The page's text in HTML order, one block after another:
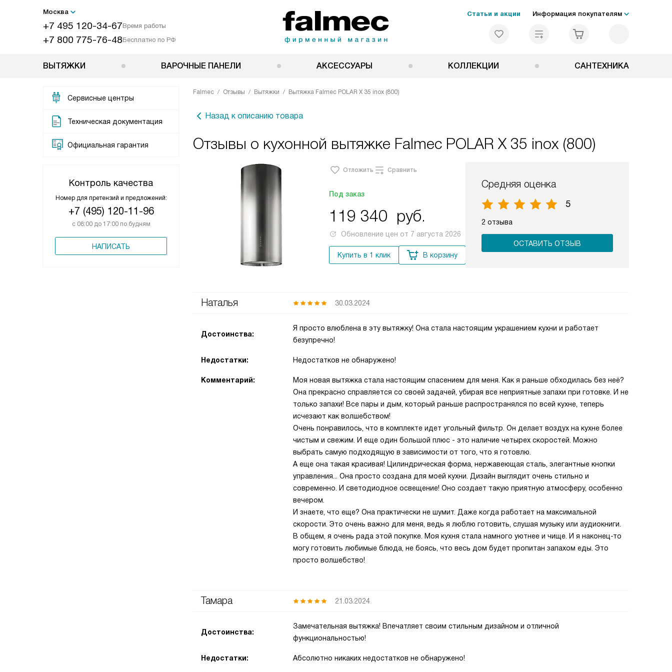
Москва
+7 495 120-34-67Время работы
+7 800 775-76-48Бесплатно по РФ
Статьи и акции Информация покупателям
ВЫТЯЖКИ ВАРОЧНЫЕ ПАНЕЛИ АКСЕССУАРЫ КОЛЛЕКЦИИ САНТЕХНИКА
Сервисные центры
Техническая документация
Официальная гарантия
Контроль качества
Номер для претензий и предложений:
+7 (495) 120-11-96
с 08:00 до 17:00 по будням
НАПИСАТЬ
Falmec Отзывы Вытяжки Вытяжка Falmec POLAR X 35 inox (800)
Назад к описанию товара
Отзывы о кухонной вытяжке Falmec POLAR X 35 inox (800)
Отложить Сравнить
Под заказ
119 340 руб.
Обновление цен от 7 августа 2026
Купить в 1 клик В корзину
Средняя оценка
5
2 отзыва
ОСТАВИТЬ ОТЗЫВ
Наталья 30.03.2024
Достоинства:
Я просто влюблена в эту вытяжку! Она стала настоящим украшением кухни и работает
безупречно!
Недостатки: Недостатков не обнаружено!
Комментарий:
Моя новая вытяжка стала настоящим спасением для меня. Как я раньше обходилась без неё?
Она прекрасно справляется со своей задачей, убирая все неприятные запахи при готовке. И не
только запахи! Все пары и дым, который раньше распространялся по всей кухне, теперь
исчезают как волшебством!
Очень понравилось, что в комплекте идет угольный фильтр. Он делает воздух на кухне более
чистым и свежим. И еще один большой плюс - это наличие четырех скоростей. Можно
выбрать самую подходящую в зависимости от того, что я готовлю.
А еще она такая красивая! Цилиндрическая форма, нержавеющая сталь, элегантные кнопки
управления... Она просто создана для моей кухни. Дизайн выглядит очень стильно и
современно. И светодиодное освещение! Оно создает такую приятную атмосферу, особенно
вечером.
И знаете, что еще? Она практически не шумит. Даже когда работает на максимальной
скорости. Это очень важно для меня, ведь я люблю готовить, слушая музыку или аудиокниги.
В общем, я очень рада этой покупке. Моя кухня стала намного уютнее и чище. И я наконец-то
могу готовить любимые блюда, не боясь, что весь дом будет пропитан запахом еды. Это
просто волшебство!
Тамара 21.03.2024
Достоинства:
Замечательная вытяжка! Впечатляет своим стильным дизайном и отличной
функциональностью!
Недостатки: Абсолютно никаких недостатков не обнаружено!